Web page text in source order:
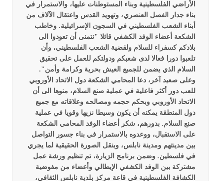
الأراضي الفلسطينية وبناء المستوطنات عليها، والاستمرار في
بناء جدار الفصل العنصري، وتهويد القدس واعتقال الآلاف من
أبناء الشعب الفلسطيني في السجون الإسرائيلية. وخاطب
الشكعة أعضاء الوفد الكشفي قائلا "نتمنى أن تعودوا الى
بلادكم كسفراء للسلام ولقضية الشعب الفلسطيني، وأن
تلعبوا دورا فعالا لدى شعبكم ودولتكم للعمل على تحقيق
السلام الذي يضمن للجميع العيش بحرية وكرامة وأمن".
وعلى صعيد آخر، دعا المحامي الشكعة دول الاتحاد الأوروبي
للعب دور أكثر فاعلية في عملية صنع السلام، منوها الى أن
الاتحاد الأوروبي وبحكم حجمه ومصالحه وعلاقاته مع جميع
دول المنطقة يمكنه أن يكون وسيطا نزيها وقويا في عملية
صنع السلام. بدورهم، شكر أعضاء الوفد المحامي الشكعة
على الاستقبال، ووعدوه بالاستمرار في بناء جسور التواصل
بين مدينتهم ومدينة نابلس، وبنقل الصورة الحقيقية لما يجري
في فلسطين. وضمن برنامج الزيارة، تم تنظيم ورشة عمل
مشتركة بين الوفد الكشفي الإيطالي وأعضاء من مفوضية
الكشافة الفلسطينية في قاعة مركز بلدية نابلس الثقافي،